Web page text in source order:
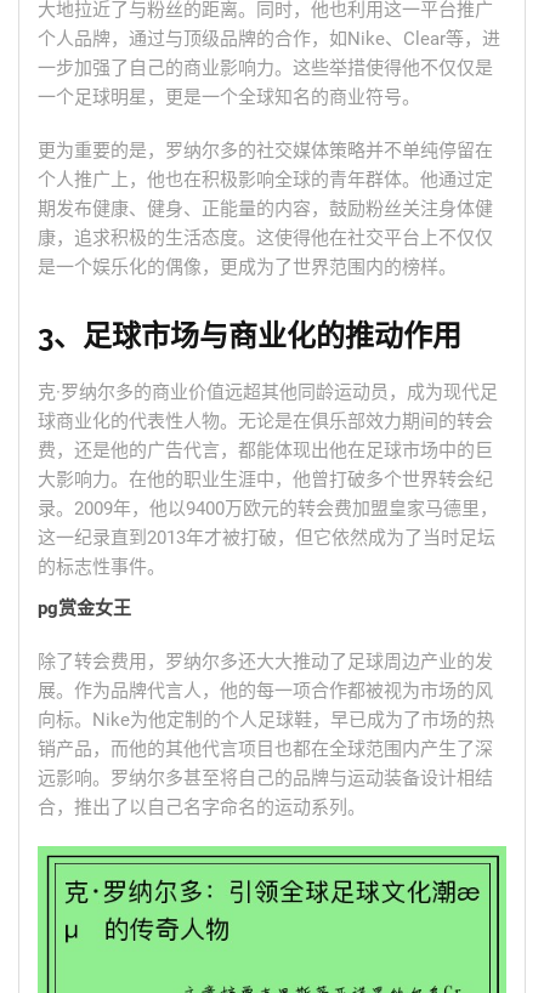
大地拉近了与粉丝的距离。同时，他也利用这一平台推广
个人品牌，通过与顶级品牌的合作，如Nike、Clear等，进
一步加强了自己的商业影响力。这些举措使得他不仅仅是
一个足球明星，更是一个全球知名的商业符号。
更为重要的是，罗纳尔多的社交媒体策略并不单纯停留在
个人推广上，他也在积极影响全球的青年群体。他通过定
期发布健康、健身、正能量的内容，鼓励粉丝关注身体健
康，追求积极的生活态度。这使得他在社交平台上不仅仅
是一个娱乐化的偶像，更成为了世界范围内的榜样。
3、足球市场与商业化的推动作用
克·罗纳尔多的商业价值远超其他同龄运动员，成为现代足
球商业化的代表性人物。无论是在俱乐部效力期间的转会
费，还是他的广告代言，都能体现出他在足球市场中的巨
大影响力。在他的职业生涯中，他曾打破多个世界转会纪
录。2009年，他以9400万欧元的转会费加盟皇家马德里，
这一纪录直到2013年才被打破，但它依然成为了当时足坛
的标志性事件。
pg赏金女王
除了转会费用，罗纳尔多还大大推动了足球周边产业的发
展。作为品牌代言人，他的每一项合作都被视为市场的风
向标。Nike为他定制的个人足球鞋，早已成为了市场的热
销产品，而他的其他代言项目也都在全球范围内产生了深
远影响。罗纳尔多甚至将自己的品牌与运动装备设计相结
合，推出了以自己名字命名的运动系列。